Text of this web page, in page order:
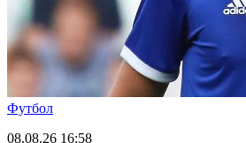
Футбол
08.08.26 16:58